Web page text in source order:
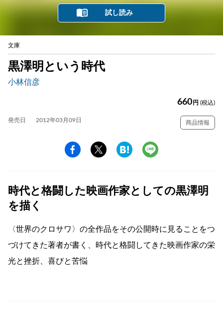
試し読み
文庫
黒澤明という時代
小林信彦
660 円 (税込)
発売日 2012年03月09日 商品情報
時代と格闘した映画作家としての黒澤明
を描く
〈世界のクロサワ〉の全作品をその公開時に見ることをつ
づけてきた著者が書く、時代と格闘してきた映画作家の栄
光と挫折、喜びと苦悩